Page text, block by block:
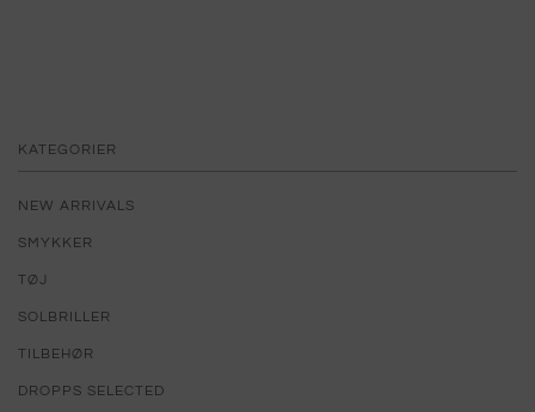
KATEGORIER
NEW ARRIVALS
SMYKKER
TØJ
SOLBRILLER
TILBEHØR
DROPPS SELECTED